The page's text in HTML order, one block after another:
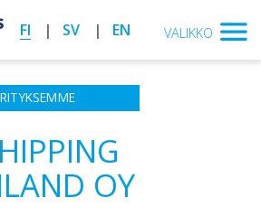
FI SV EN VALIKKO
OY